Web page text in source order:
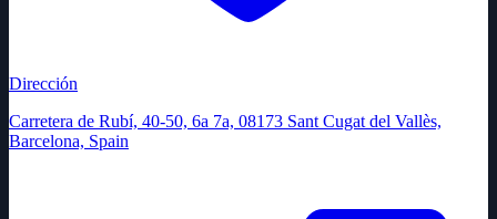
Dirección
Carretera de Rubí, 40-50, 6a 7a, 08173 Sant Cugat del Vallès,
Barcelona, Spain